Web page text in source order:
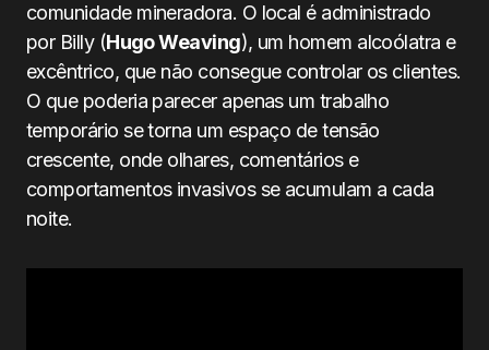
comunidade mineradora. O local é administrado
por Billy (Hugo Weaving), um homem alcoólatra e
excêntrico, que não consegue controlar os clientes.
O que poderia parecer apenas um trabalho
temporário se torna um espaço de tensão
crescente, onde olhares, comentários e
comportamentos invasivos se acumulam a cada
noite.